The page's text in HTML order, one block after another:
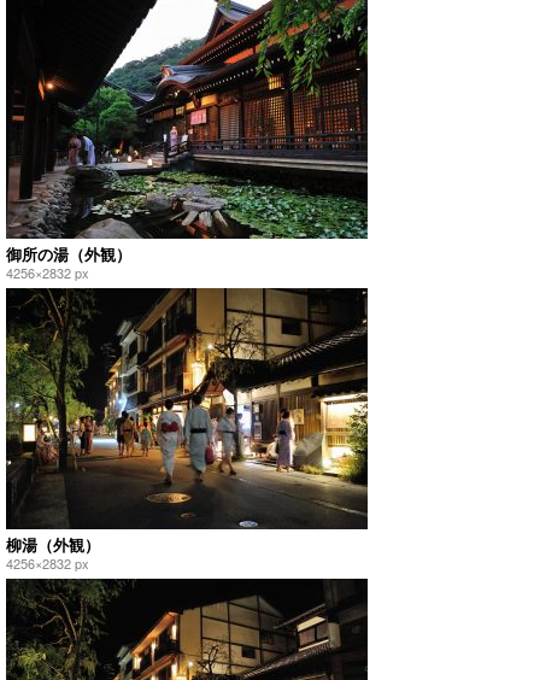
御所の湯（外観）
4256×2832 px
柳湯（外観）
4256×2832 px